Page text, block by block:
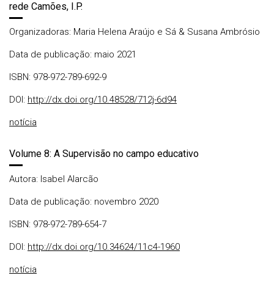
rede Camões, I.P.
Organizadoras: Maria Helena Araújo e Sá & Susana Ambrósio
Data de publicação: maio 2021
ISBN: 978-972-789-692-9
DOI: http://dx.doi.org/10.48528/712j-6d94
notícia
Volume 8: A Supervisão no campo educativo
Autora: Isabel Alarcão
Data de publicação: novembro 2020
ISBN: 978-972-789-654-7
DOI: http://dx.doi.org/10.34624/11c4-1960
notícia